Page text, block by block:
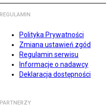
REGULAMIN
Polityka Prywatności
Zmiana ustawień zgód
Regulamin serwisu
Informacje o nadawcy
Deklaracja dostępności
PARTNERZY